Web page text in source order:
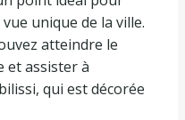
unique de la ville.
atteindre le
et assister à
qui est décorée